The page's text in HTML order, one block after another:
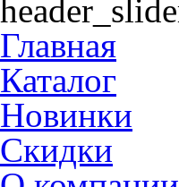
Главная
Каталог
Новинки
Скидки